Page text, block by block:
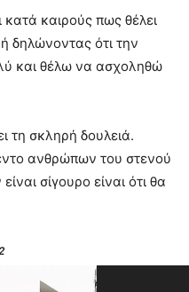
καιρούς πως θέλει
δηλώνοντας ότι την
και θέλω να ασχοληθώ
τη σκληρή δουλειά.
ανθρώπων του στενού
σίγουρο είναι ότι θα